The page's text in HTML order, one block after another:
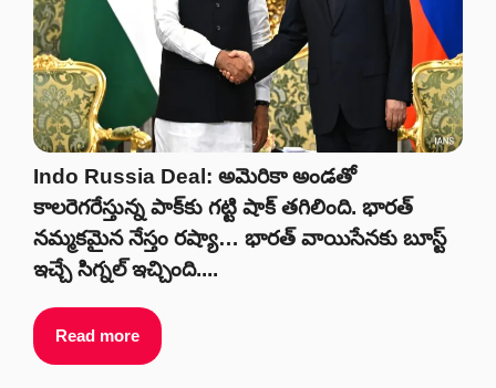
Indo Russia Deal: అమెరికా అండతో
కాలరెగరేస్తున్న పాక్‌కు గట్టి షాక్‌ తగిలింది. భారత్
నమ్మకమైన నేస్తం రష్యా… భారత్‌ వాయిసేనకు బూస్ట్‌
ఇచ్చే సిగ్నల్‌ ఇచ్చింది....
Read more